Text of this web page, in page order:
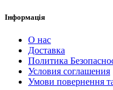
Інформація
О нас
Доставка
Политика
Условия соглашения
Умови повернення